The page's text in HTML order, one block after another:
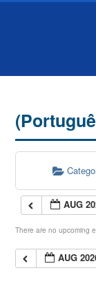
AUG
There are no upcoming
AUG